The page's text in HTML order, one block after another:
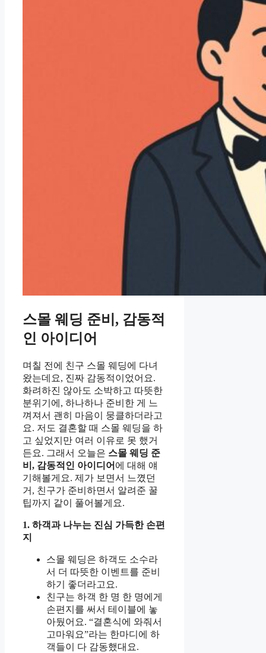
스몰 웨딩 준비, 감동적
인 아이디어
며칠 전에 친구 스몰 웨딩에 다녀
왔는데요, 진짜 감동적이었어요.
화려하진 않아도 소박하고 따뜻한
분위기에, 하나하나 준비한 게 느
껴져서 괜히 마음이 뭉클하더라고
요. 저도 결혼할 때 스몰 웨딩을 하
고 싶었지만 여러 이유로 못 했거
든요. 그래서 오늘은 스몰 웨딩 준
비, 감동적인 아이디어 에 대해 얘
기해볼게요. 제가 보면서 느꼈던
거, 친구가 준비하면서 알려준 꿀
팁까지 같이 풀어볼게요.
1. 하객과 나누는 진심 가득한 손편
지
스몰 웨딩은 하객도 소수라
서 더 따뜻한 이벤트를 준비
하기 좋더라고요.
친구는 하객 한 명 한 명에게
손편지를 써서 테이블에 놓
아뒀어요. “결혼식에 와줘서
고마워요”라는 한마디에 하
객들이 다 감동했대요.